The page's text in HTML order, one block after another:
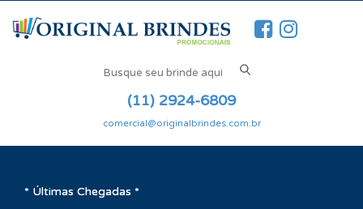
(11) 2924-6809
comercial@originalbrindes.com.br
* Últimas Chegadas *